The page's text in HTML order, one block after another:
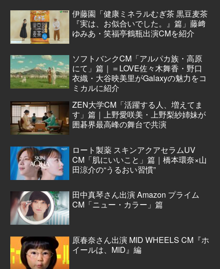
伊藤園「健康ミネラルむぎ茶 黒豆麦茶
『実は、お似合いでした。』篇」藤﨑
ゆみあ・笑福亭鶴瓶出演CMを紹介
ソフトバンクCM「アルパカ族・高原
にて」篇｜＝LOVE佐々木舞香・野口
衣織・大谷映美里がGalaxyの魅力をコ
ミカルに紹介
ZEN大学CM「活躍する人、増えてま
す」篇｜上野愛咲美・上野梨紗姉妹が
囲碁界最高峰の舞台で共演
ロート製薬 スキンアクアセラムUV
CM「肌にいいこと」篇｜橋本環奈×山
田涼介の“うるおい習慣”
田中真琴さん出演 Amazon プライム
CM「ニュー・カラー」篇
原春奈さん出演 MID WHEELS CM『ホ
イールは、MID』編